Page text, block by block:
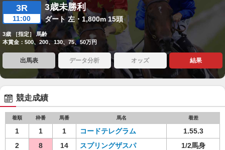
3R
11:00
3歳未勝利
ダート 左・1,800m 15頭
3歳 ［指定］ 馬齢
本賞金：500、200、130、75、50万円
出馬表 データ分析 オッズ 結果
競走成績
着順 枠番 馬番 馬名 着差
1 1 1 コードテレグラム
1.55.3
2
8 14 スプリングザスパ
1/2馬身